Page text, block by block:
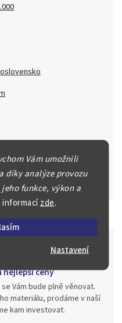
Vám umožnili
díky analýze provozu
funkce, výkon a
informacízde.
Nastavení
nejlepší ceny
Vám bude plně věnovat.
materiálu, prodáme v naší
kam investovat.